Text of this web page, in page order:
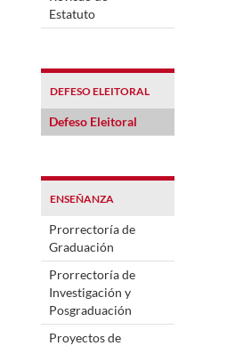
Estatuto
DEFESO ELEITORAL
Defeso Eleitoral
ENSEÑANZA
Prorrectoría de
Graduación
Prorrectoría de
Investigación y
Posgraduación
Proyectos de